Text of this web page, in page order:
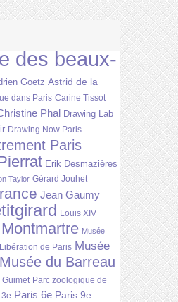
des beaux-
Goetz Astrid de la
dans Paris Carine Tissot
Phal Drawing Lab
Drawing Now Paris
Paris
Erik Desmazières
Taylor Gérard Jouhet
Jean Gaumy
Louis XIV
Montmartre Musée
de Paris Musée
Musée du Barreau
Guimet Parc zoologique de
3e Paris 6e Paris 9e